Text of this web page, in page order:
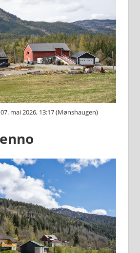
mai 2026, 13:17 (Mønshaugen)